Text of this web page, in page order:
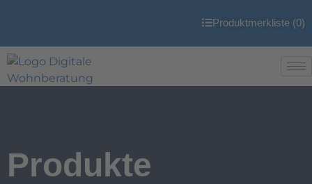
Produktmerkliste (0)
Produkte